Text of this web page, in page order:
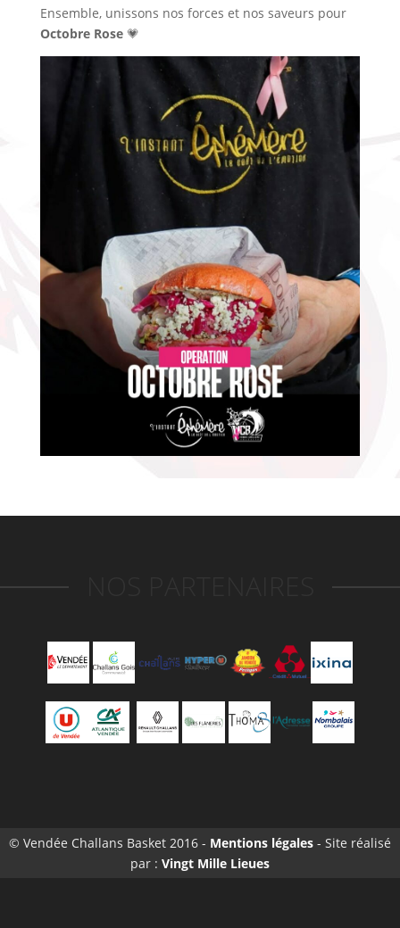
Ensemble, unissons nos forces et nos saveurs pour
Octobre Rose💗
© Vendée Challans Basket 2016 - Mentions légales - Site réalisé
par : Vingt Mille Lieues